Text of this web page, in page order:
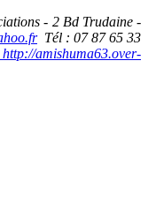
- 2 Bd Trudaine -
Tél : 07 87 65 33
http://amishuma63.over-